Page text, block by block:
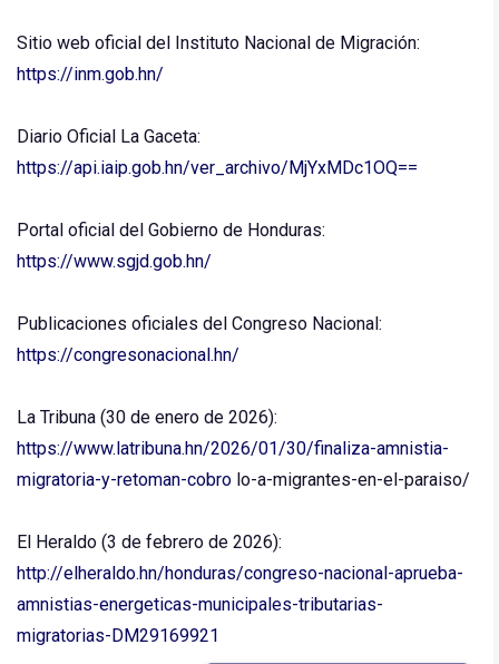
Sitio web oficial del Instituto Nacional de Migración:
https://inm.gob.hn/
Diario Oficial La Gaceta:
https://api.iaip.gob.hn/ver_archivo/MjYxMDc1OQ==
Portal oficial del Gobierno de Honduras:
https://www.sgjd.gob.hn/
Publicaciones oficiales del Congreso Nacional:
https://congresonacional.hn/
La Tribuna (30 de enero de 2026):
https://www.latribuna.hn/2026/01/30/finaliza-amnistia-
migratoria-y-retoman-cobro lo-a-migrantes-en-el-paraiso/
El Heraldo (3 de febrero de 2026):
http://elheraldo.hn/honduras/congreso-nacional-aprueba-
amnistias-energeticas-municipales-tributarias-
migratorias-DM29169921